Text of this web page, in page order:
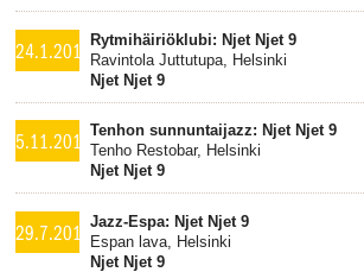
24.1.2018Rytmihäiriöklubi: Njet Njet 9
Ravintola Juttutupa, Helsinki
Njet Njet 9
5.11.2017Tenhon sunnuntaijazz: Njet Njet 9
Tenho Restobar, Helsinki
Njet Njet 9
29.7.2017Jazz-Espa: Njet Njet 9
Espan lava, Helsinki
Njet Njet 9